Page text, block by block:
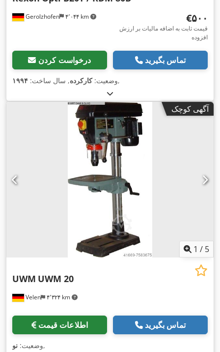
Gerolzhofen ۴٬۰۴۴ km ‎€۵۰۰
قیمت ثابت به اضافه مالیات بر ارزش
افزوده
درخواست کردن تماس بگیرید
وضعیت:کارکرده, سال ساخت: ۱۹۹۴ ,
آگهی کوچک
1 / 5
Velen ۴٬۳۲۴ km
UWM UWM 20
اطلاعات قیمت تماس بگیرید
وضعیت: نو ,